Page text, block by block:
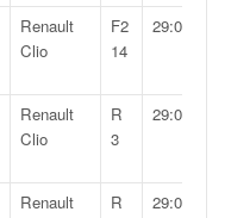
Renault
Clio
F2
14
29:06,6
Renault
Clio
R
3
29:07,6
Renault
R
29:08,5